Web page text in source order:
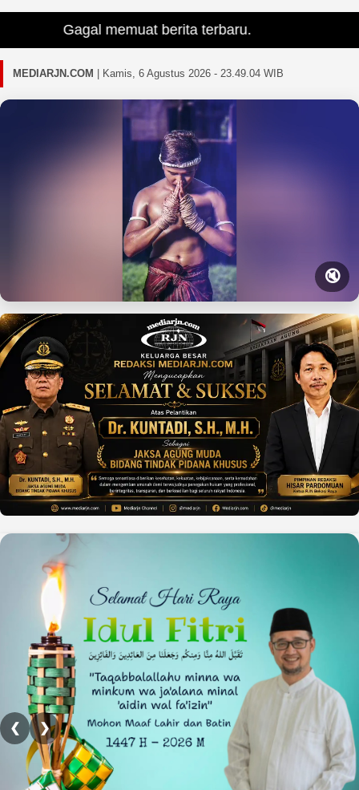
Gagal memuat berita terbaru.
MEDIARJN.COM Kamis, 6 Agustus 2026 - 23.49.06 WIB
🔇
❮ ❯